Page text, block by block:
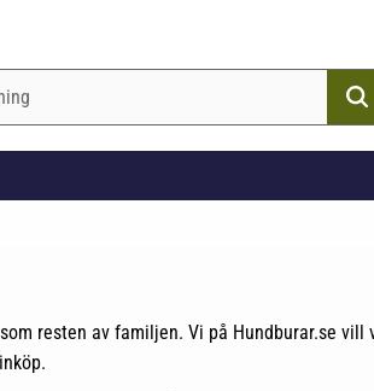
resten av familjen. Vi på Hundburar.se